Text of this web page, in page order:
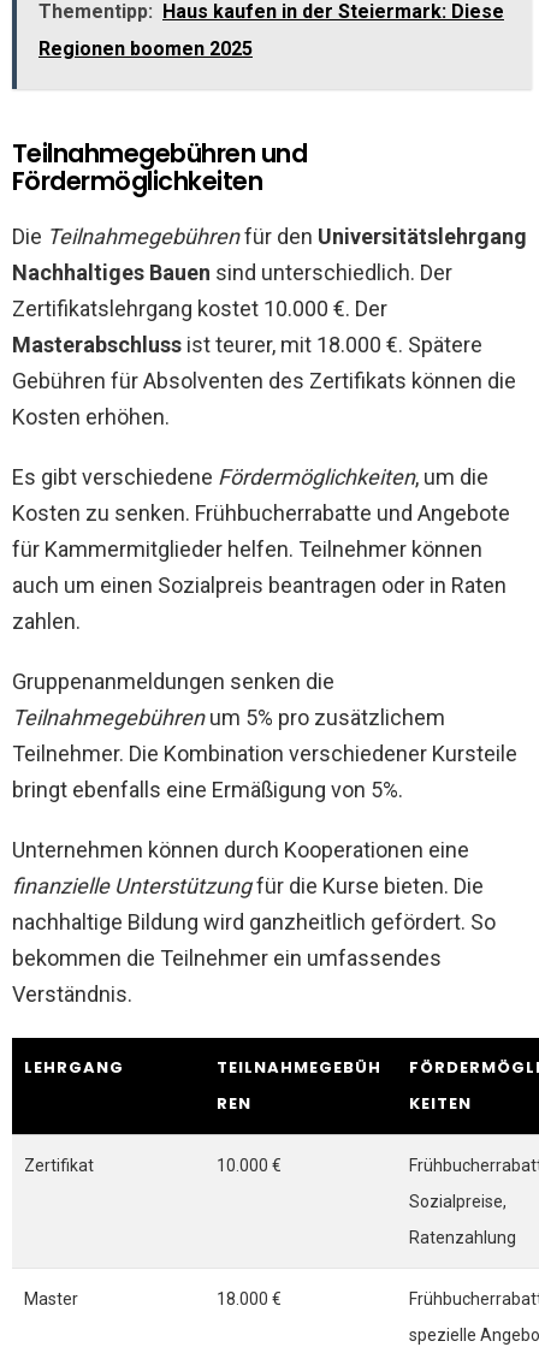
Thementipp:
Haus kaufen in der Steiermark: Diese
Regionen boomen 2025
Teilnahmegebühren und
Fördermöglichkeiten
Die Teilnahmegebührenfür den Universitätslehrgang
Nachhaltiges Bauen sind unterschiedlich. Der
Zertifikatslehrgang kostet 10.000 €. Der
Masterabschluss ist teurer, mit 18.000 €. Spätere
Gebühren für Absolventen des Zertifikats können die
Kosten erhöhen.
Es gibt verschiedene Fördermöglichkeiten, um die
Kosten zu senken. Frühbucherrabatte und Angebote
für Kammermitglieder helfen. Teilnehmer können
auch um einen Sozialpreis beantragen oder in Raten
zahlen.
Gruppenanmeldungen senken die
Teilnahmegebührenum 5% pro zusätzlichem
Teilnehmer. Die Kombination verschiedener Kursteile
bringt ebenfalls eine Ermäßigung von 5%.
Unternehmen können durch Kooperationen eine
finanzielle Unterstützungfür die Kurse bieten. Die
nachhaltige Bildung wird ganzheitlich gefördert. So
bekommen die Teilnehmer ein umfassendes
Verständnis.
LEHRGANG
TEILNAHMEGEBÜH
REN
KEITEN
Zertifikat 10.000 €
Sozialpreise,
Ratenzahlung
Master 18.000 €
spezielle